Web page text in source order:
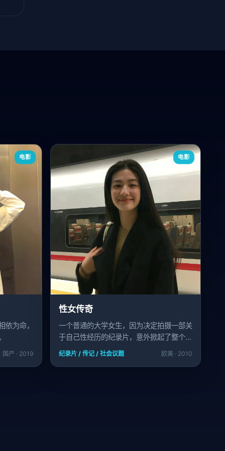
电影
依为命，
国产 · 2019
电影
性女传奇
一个普通的大学女生，因为决定拍摄一部关
于自己性经历的纪录片，意外掀起了整个国
家的文化战争。
纪录片 / 传记 / 社会议题 欧美 · 2010